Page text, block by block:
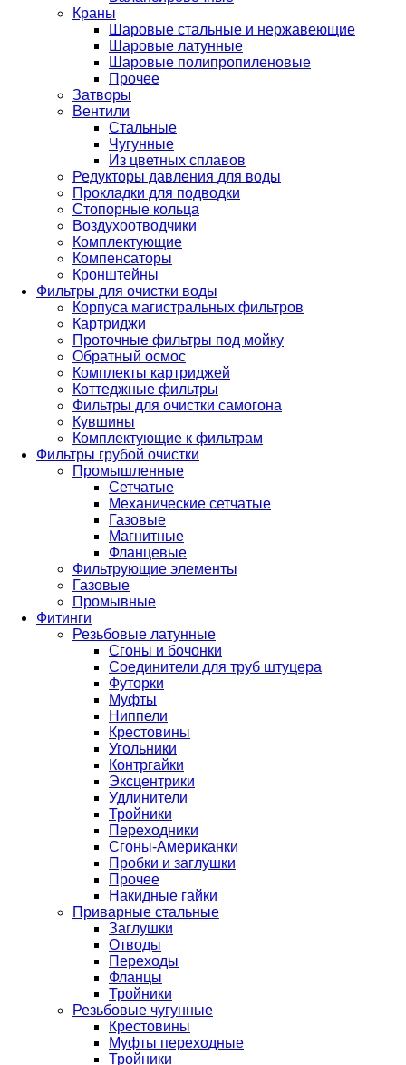
Краны
Шаровые стальные и нержавеющие
Шаровые латунные
Шаровые полипропиленовые
Прочее
Затворы
Вентили
Стальные
Чугунные
Из цветных сплавов
Редукторы давления для воды
Прокладки для подводки
Стопорные кольца
Воздухоотводчики
Комплектующие
Компенсаторы
Кронштейны
Фильтры для очистки воды
Корпуса магистральных фильтров
Картриджи
Проточные фильтры под мойку
Обратный осмос
Комплекты картриджей
Коттеджные фильтры
Фильтры для очистки самогона
Кувшины
Комплектующие к фильтрам
Фильтры грубой очистки
Промышленные
Сетчатые
Механические сетчатые
Газовые
Магнитные
Фланцевые
Фильтрующие элементы
Газовые
Промывные
Фитинги
Резьбовые латунные
Сгоны и бочонки
Соединители для труб штуцера
Футорки
Муфты
Ниппели
Крестовины
Угольники
Контргайки
Эксцентрики
Удлинители
Тройники
Переходники
Сгоны-Американки
Пробки и заглушки
Прочее
Накидные гайки
Приварные стальные
Заглушки
Отводы
Переходы
Фланцы
Тройники
Резьбовые чугунные
Крестовины
Муфты переходные
Тройники